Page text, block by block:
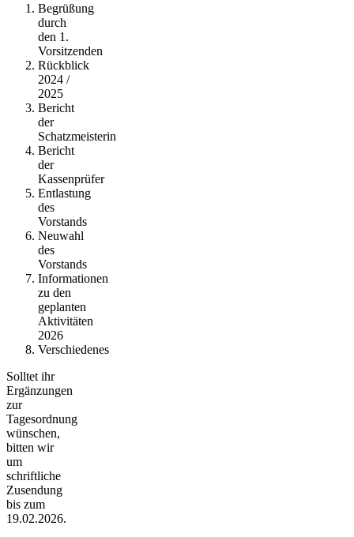
Begrüßung
durch
den 1.
Vorsitzenden
Rückblick
2024 /
2025
Bericht
der
Schatzmeisterin
Bericht
der
Kassenprüfer
Entlastung
des
Vorstands
Neuwahl
des
Vorstands
Informationen
zu den
geplanten
Aktivitäten
2026
Verschiedenes
Solltet ihr
Ergänzungen
zur
Tagesordnung
wünschen,
bitten wir
um
schriftliche
Zusendung
bis zum
19.02.2026.